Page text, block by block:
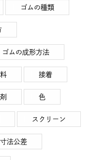
ゴムの種類
ゴムの成形方法
接着
色
スクリーン
寸法公差